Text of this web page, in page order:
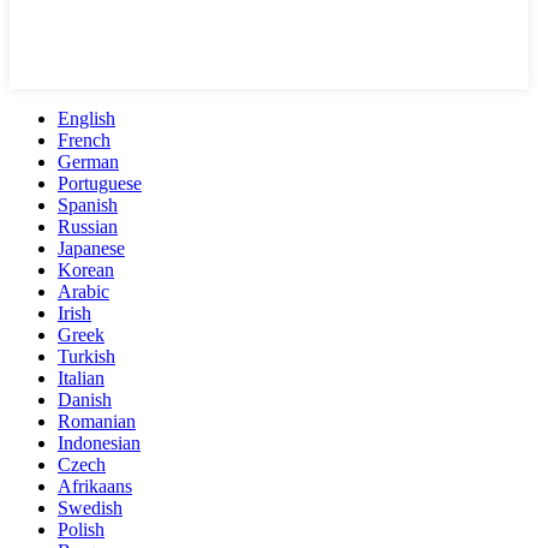
English
French
German
Portuguese
Spanish
Russian
Japanese
Korean
Arabic
Irish
Greek
Turkish
Italian
Danish
Romanian
Indonesian
Czech
Afrikaans
Swedish
Polish